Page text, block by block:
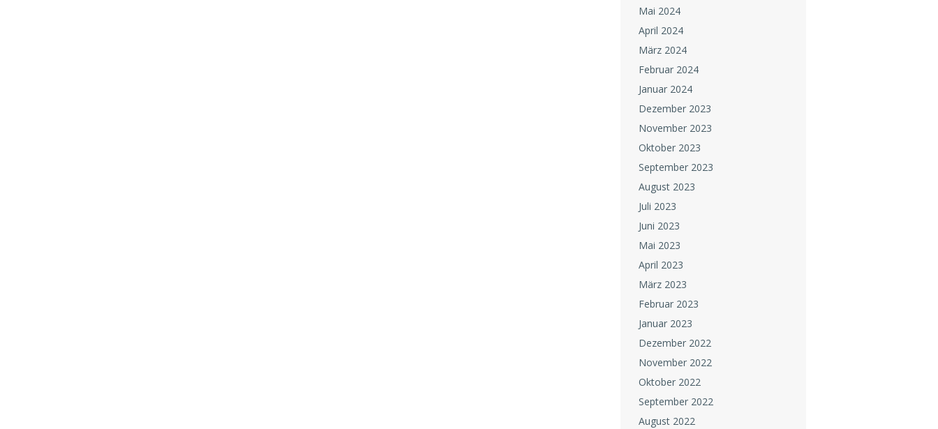
Mai 2024
April 2024
März 2024
Februar 2024
Januar 2024
Dezember 2023
November 2023
Oktober 2023
September 2023
August 2023
Juli 2023
Juni 2023
Mai 2023
April 2023
März 2023
Februar 2023
Januar 2023
Dezember 2022
November 2022
Oktober 2022
September 2022
August 2022